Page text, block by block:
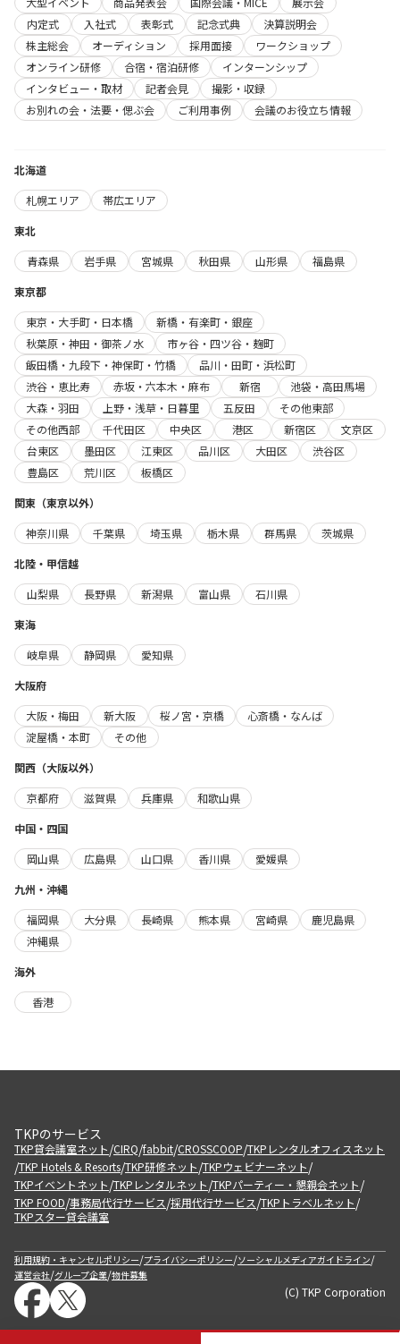
内定式
入社式 表彰式 記念式典
決算説明会
株主総会
オーディション 採用面接
ワークショップ
オンライン研修
合宿・宿泊研修
インターンシップ
インタビュー・取材
記者会見
撮影・収録
お別れの会・法要・偲ぶ会
ご利用事例 会議のお役立ち情報
北海道
札幌エリア
帯広エリア
東北
青森県
岩手県 宮城県 秋田県 山形県
福島県
東京都
東京・大手町・日本橋
新橋・有楽町・銀座
秋葉原・神田・御茶ノ水
市ヶ谷・四ツ谷・麹町
飯田橋・九段下・神保町・竹橋
品川・田町・浜松町
渋谷・恵比寿
赤坂・六本木・麻布 新宿
池袋・高田馬場
大森・羽田
上野・浅草・日暮里 五反田
その他東部
その他西部
千代田区 中央区 港区 新宿区
文京区
台東区
墨田区 江東区 品川区 大田区
渋谷区
豊島区
荒川区
板橋区
関東（東京以外）
神奈川県
千葉県 埼玉県 栃木県 群馬県
茨城県
北陸・甲信越
山梨県
長野県 新潟県 富山県
石川県
東海
岐阜県
静岡県
愛知県
大阪府
大阪・梅田
新大阪 桜ノ宮・京橋
心斎橋・なんば
淀屋橋・本町
その他
関西（大阪以外）
京都府
滋賀県 兵庫県
和歌山県
中国・四国
岡山県
広島県 山口県 香川県
愛媛県
九州・沖縄
福岡県
大分県 長崎県 熊本県 宮崎県
鹿児島県
沖縄県
海外
香港
TKPのサービス
TKP貸会議室ネット/CIRQ/fabbit/CROSSCOOP/TKPレンタルオフィスネット
/TKP Hotels & Resorts/TKP研修ネット/TKPウェビナーネット/
TKPイベントネット/TKPレンタルネット/TKPパーティー・懇親会ネット/
TKP FOOD/事務局代行サービス/採用代行サービス/TKPトラベルネット/
TKPスター貸会議室
利用規約・キャンセルポリシー/プライバシーポリシー/ソーシャルメディアガイドライン/
運営会社/グループ企業/物件募集
(C) TKP Corporation